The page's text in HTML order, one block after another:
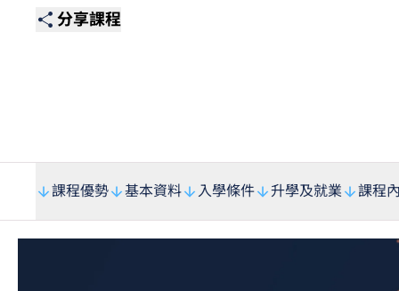
分享課程
課程優勢 基本資料 入學條件 升學及就業 課程